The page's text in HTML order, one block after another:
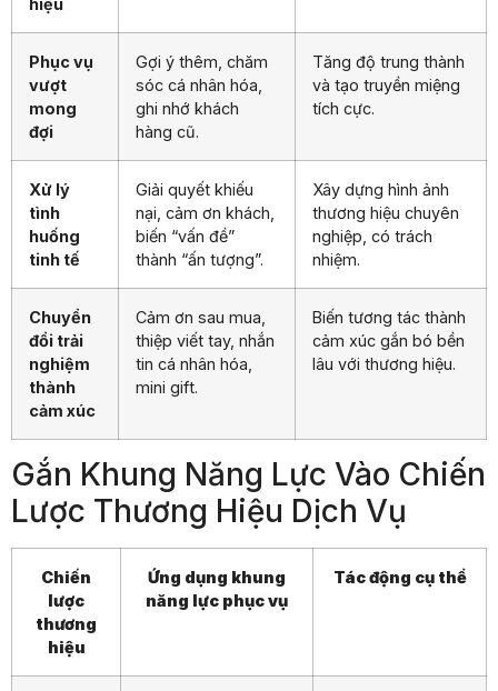
Phục vụ
vượt
mong
đợi
Gợi ý thêm, chăm
sóc cá nhân hóa,
ghi nhớ khách
hàng cũ.
Tăng độ trung thành
và tạo truyền miệng
tích cực.
Xử lý
tình
huống
tinh tế
Giải quyết khiếu
nại, cảm ơn khách,
biến “vấn đề”
thành “ấn tượng”.
Xây dựng hình ảnh
thương hiệu chuyên
nghiệp, có trách
nhiệm.
Chuyển
đổi trải
nghiệm
thành
cảm xúc
Cảm ơn sau mua,
thiệp viết tay, nhắn
tin cá nhân hóa,
mini gift.
Biến tương tác thành
cảm xúc gắn bó bền
lâu với thương hiệu.
Gắn Khung Năng Lực Vào Chiến
Lược Thương Hiệu Dịch Vụ
Chiến
lược
thương
hiệu
Ứng dụng khung
năng lực phục vụ
Tác động cụ thể